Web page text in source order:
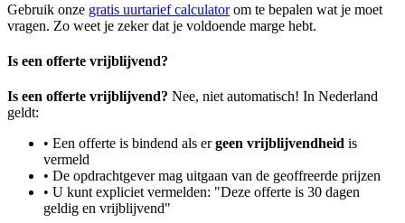
Gebruik onze gratis uurtarief calculatorom te bepalen wat je moet
vragen. Zo weet je zeker dat je voldoende marge hebt.
Is een offerte vrijblijvend?
Is een offerte vrijblijvend? Nee, niet automatisch! In Nederland
geldt:
• Een offerte is bindend als ergeen vrijblijvendheid is
vermeld
• De opdrachtgever mag uitgaan van de geoffreerde prijzen
• U kunt expliciet vermelden: "Deze offerte is 30 dagen
geldig en vrijblijvend"